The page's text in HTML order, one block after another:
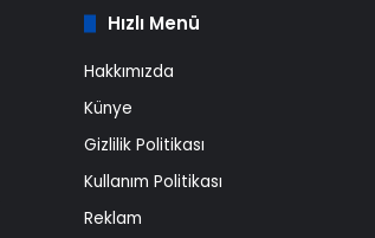
Hızlı Menü
Hakkımızda
Künye
Gizlilik Politikası
Kullanım Politikası
Reklam